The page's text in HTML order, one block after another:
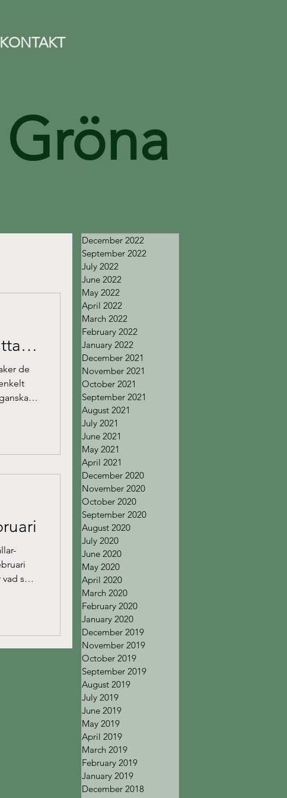
KONTAKT
de
som
December 2022
September 2022
July 2022
June 2022
May 2022
April 2022
March 2022
February 2022
January 2022
December 2021
November 2021
October 2021
September 2021
August 2021
July 2021
June 2021
May 2021
April 2021
December 2020
November 2020
October 2020
September 2020
August 2020
July 2020
June 2020
May 2020
April 2020
March 2020
February 2020
January 2020
December 2019
November 2019
October 2019
September 2019
August 2019
July 2019
June 2019
May 2019
April 2019
March 2019
February 2019
January 2019
December 2018